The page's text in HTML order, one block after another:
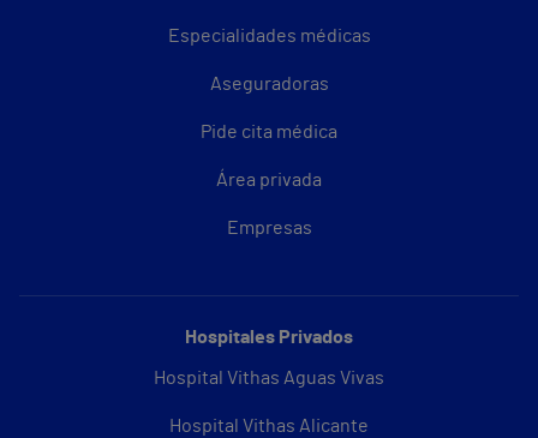
Especialidades médicas
Aseguradoras
Pide cita médica
Área privada
Empresas
Hospitales Privados
Hospital Vithas Aguas Vivas
Hospital Vithas Alicante